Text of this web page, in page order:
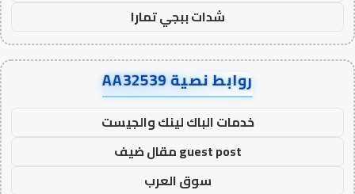
شدات ببجي تمارا
روابط نصية AA32539
خدمات الباك لينك والجيست
guest post مقال ضيف
سوق العرب